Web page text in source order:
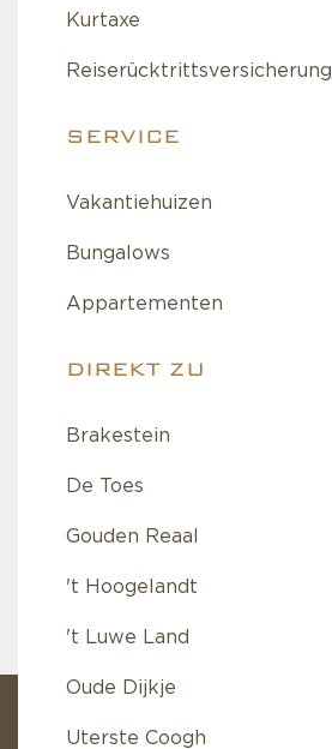
Kurtaxe
Reiserücktrittsversicherung
SERVICE
Vakantiehuizen
Bungalows
Appartementen
DIREKT ZU
Brakestein
De Toes
Gouden Reaal
't Hoogelandt
't Luwe Land
Oude Dijkje
Uterste Coogh